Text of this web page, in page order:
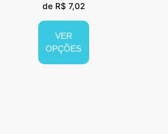
de R$ 7,02
VER
OPÇÕES